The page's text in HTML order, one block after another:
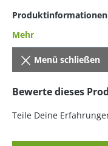
Produktinformationen
Mehr
Menü schließen
Bewerte dieses
Teile Deine